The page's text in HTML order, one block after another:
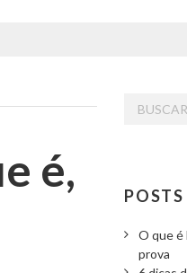
é,
Buscar
POSTS
O que é
prova